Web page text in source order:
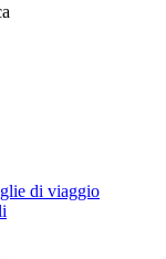
di viaggio